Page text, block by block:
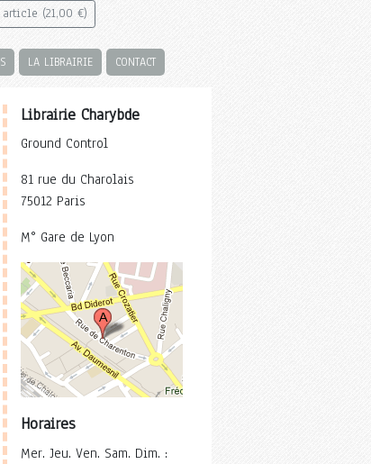
article (21,00 €)
LA LIBRAIRIE CONTACT
Librairie Charybde
Ground Control
81 rue du Charolais
75012 Paris
M° Gare de Lyon
Horaires
Mer. Jeu. Ven. Sam. Dim. :